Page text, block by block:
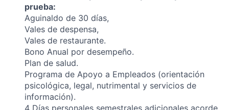
prueba:
Aguinaldo de 30 días,
Vales de despensa,
Vales de restaurante.
Bono Anual por desempeño.
Plan de salud.
Programa de Apoyo a Empleados (orientación
psicológica, legal, nutrimental y servicios de
información).